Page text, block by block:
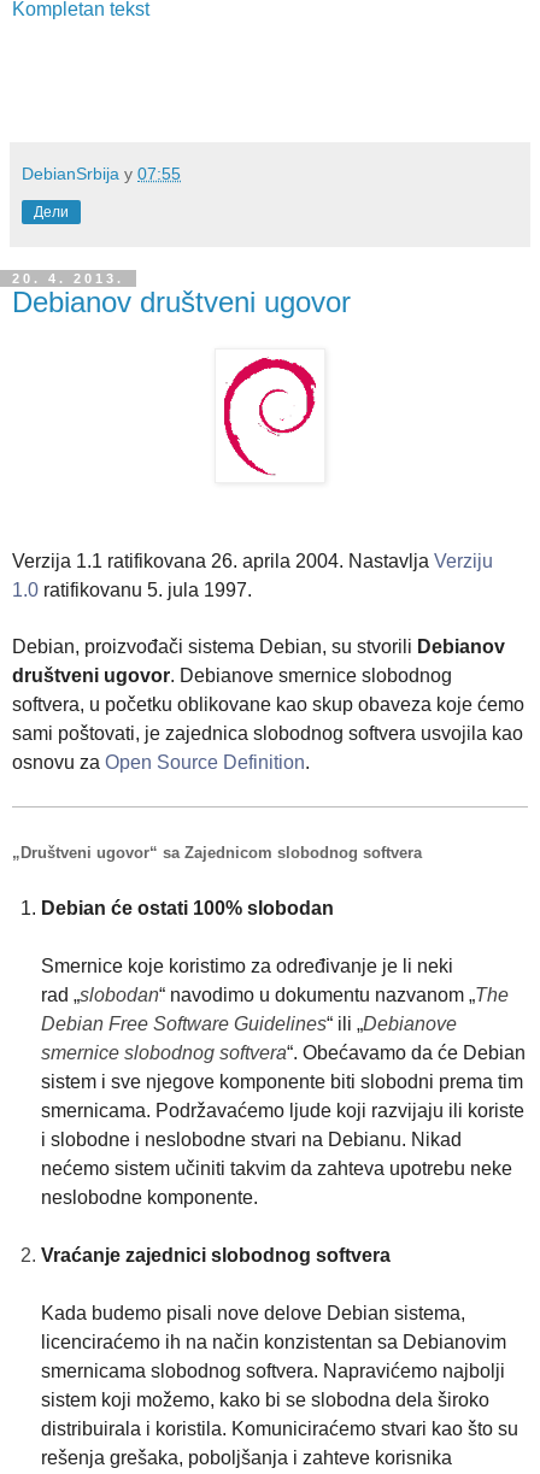
Kompletan tekst
DebianSrbija у 07:55
Дели
20. 4. 2013.
Debianov društveni ugovor
Verzija 1.1 ratifikovana 26. aprila 2004. Nastavlja Verziju
1.0 ratifikovanu 5. jula 1997.
Debian, proizvođači sistema Debian, su stvorili Debianov
društveni ugovor. Debianove smernice slobodnog
softvera, u početku oblikovane kao skup obaveza koje ćemo
sami poštovati, je zajednica slobodnog softvera usvojila kao
osnovu za Open Source Definition.
Društveni ugovor sa Zajednicom slobodnog softvera
Debian će ostati 100% slobodan
Smernice koje koristimo za određivanje je li neki
rad
slobodan navodimo u dokumentu nazvanom The
Debian Free Software Guidelines ili Debianove
smernice slobodnog softvera . Obećavamo da će Debian
sistem i sve njegove komponente biti slobodni prema tim
smernicama. Podržavaćemo ljude koji razvijaju ili koriste
i slobodne i neslobodne stvari na Debianu. Nikad
nećemo sistem učiniti takvim da zahteva upotrebu neke
neslobodne komponente.
Vraćanje zajednici slobodnog softvera
Kada budemo pisali nove delove Debian sistema,
licenciraćemo ih na način konzistentan sa Debianovim
smernicama slobodnog softvera. Napravićemo najbolji
sistem koji možemo, kako bi se slobodna dela široko
distribuirala i koristila. Komuniciraćemo stvari kao što su
rešenja grešaka, poboljšanja i zahteve korisnika